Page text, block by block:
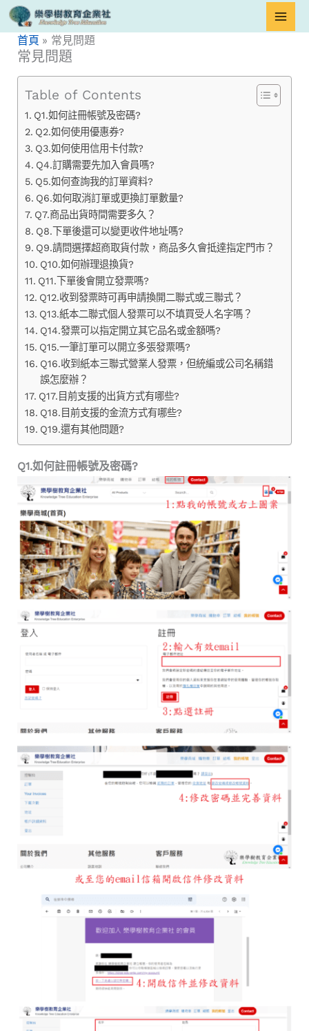
跳
至
首頁 常見問題
常見問題
Table of Contents
Q1.如何註冊帳號及密碼?
Q2.如何使用優惠券?
Q3.如何使用信用卡付款?
Q4.訂購需要先加入會員嗎?
Q5.如何查詢我的訂單資料?
Q6.如何取消訂單或更換訂單數量?
Q7.商品出貨時間需要多久？
Q8.下單後還可以變更收件地址嗎?
Q9.請問選擇超商取貨付款，商品多久會抵達指定門市？
Q10.如何辦理退換貨?
Q11.下單後會開立發票嗎?
Q12.收到發票時可再申請換開二聯式或三聯式？
Q13.紙本二聯式個人發票可以不填買受人名字嗎？
Q14.發票可以指定開立其它品名或金額嗎?
Q15.一筆訂單可以開立多張發票嗎?
Q16.收到紙本三聯式營業人發票，但統編或公司名稱錯
誤怎麼辦？
Q17.目前支援的出貨方式有哪些?
Q18.目前支援的金流方式有哪些?
Q19.還有其他問題?
Q1.如何註冊帳號及密碼?